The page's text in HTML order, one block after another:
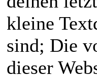
kleine
sind; Die
dieser